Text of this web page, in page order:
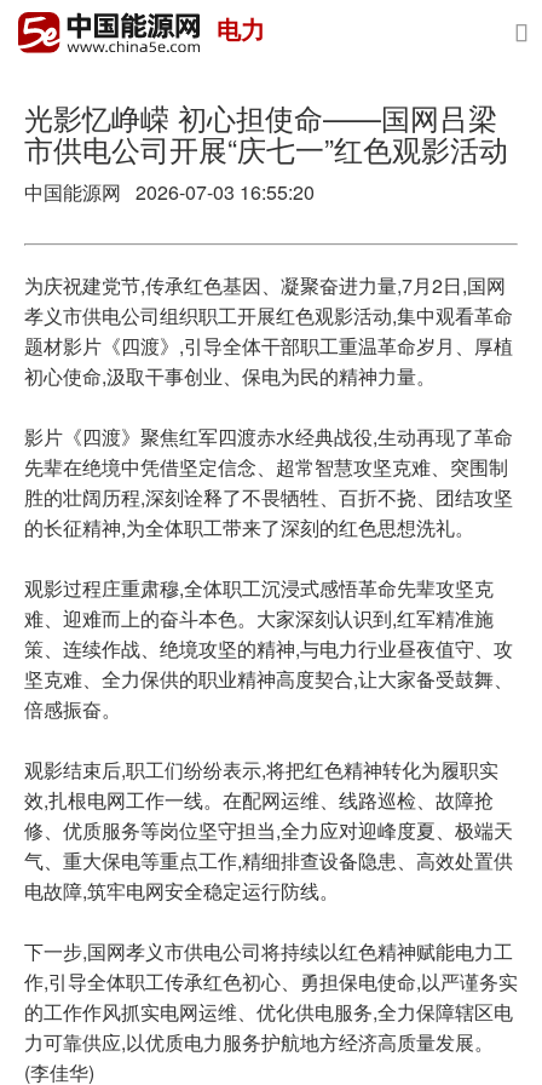
政策与经济
油气
电力
新能源
节能环保
分布式能源
电力 
光影忆峥嵘 初心担使命——国网吕梁
市供电公司开展“庆七一”红色观影活动
中国能源网 2026-07-03 16:55:20
为庆祝建党节,传承红色基因、凝聚奋进力量,7月2日,国网
孝义市供电公司组织职工开展红色观影活动,集中观看革命
题材影片《四渡》,引导全体干部职工重温革命岁月、厚植
初心使命,汲取干事创业、保电为民的精神力量。
影片《四渡》聚焦红军四渡赤水经典战役,生动再现了革命
先辈在绝境中凭借坚定信念、超常智慧攻坚克难、突围制
胜的壮阔历程,深刻诠释了不畏牺牲、百折不挠、团结攻坚
的长征精神,为全体职工带来了深刻的红色思想洗礼。
观影过程庄重肃穆,全体职工沉浸式感悟革命先辈攻坚克
难、迎难而上的奋斗本色。大家深刻认识到,红军精准施
策、连续作战、绝境攻坚的精神,与电力行业昼夜值守、攻
坚克难、全力保供的职业精神高度契合,让大家备受鼓舞、
倍感振奋。
观影结束后,职工们纷纷表示,将把红色精神转化为履职实
效,扎根电网工作一线。在配网运维、线路巡检、故障抢
修、优质服务等岗位坚守担当,全力应对迎峰度夏、极端天
气、重大保电等重点工作,精细排查设备隐患、高效处置供
电故障,筑牢电网安全稳定运行防线。
下一步,国网孝义市供电公司将持续以红色精神赋能电力工
作,引导全体职工传承红色初心、勇担保电使命,以严谨务实
的工作作风抓实电网运维、优化供电服务,全力保障辖区电
力可靠供应,以优质电力服务护航地方经济高质量发展。
(李佳华)